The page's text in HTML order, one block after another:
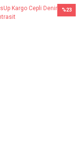
%23